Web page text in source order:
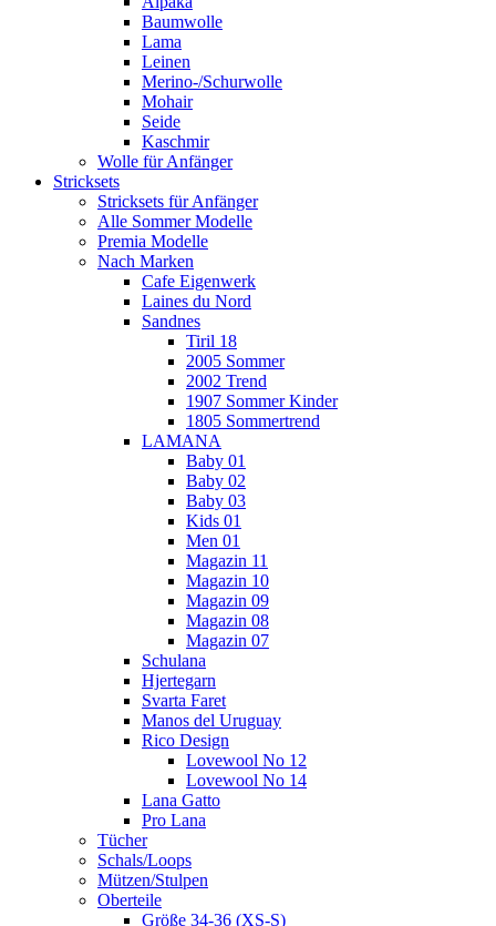
Baumwolle
Lama
Leinen
Merino-/Schurwolle
Mohair
Seide
Kaschmir
Wolle für Anfänger
Stricksets
Stricksets für Anfänger
Alle Sommer Modelle
Premia Modelle
Nach Marken
Cafe Eigenwerk
Laines du Nord
Sandnes
Tiril 18
2005 Sommer
2002 Trend
1907 Sommer Kinder
1805 Sommertrend
LAMANA
Baby 01
Baby 02
Baby 03
Kids 01
Men 01
Magazin 11
Magazin 10
Magazin 09
Magazin 08
Magazin 07
Schulana
Hjertegarn
Svarta Faret
Manos del Uruguay
Rico Design
Lovewool No 12
Lovewool No 14
Lana Gatto
Pro Lana
Tücher
Schals/Loops
Mützen/Stulpen
Oberteile
Größe 34-36 (XS-S)